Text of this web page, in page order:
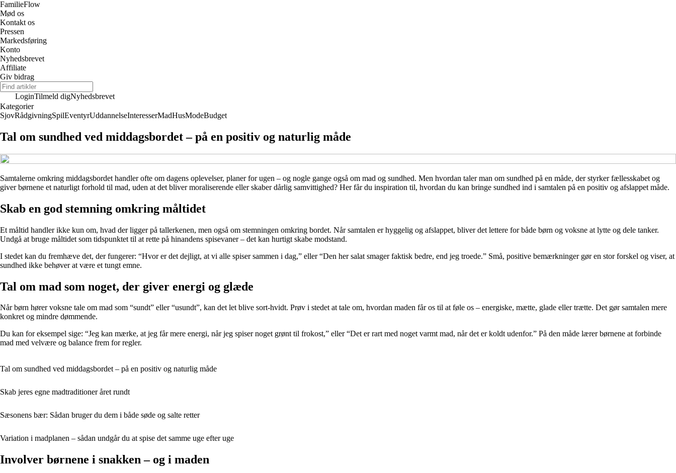
FamilieFlow
Mød os
Kontakt os
Pressen
Markedsføring
Konto
Nyhedsbrevet
Affiliate
Giv bidrag
LoginTilmeld digNyhedsbrevet
Kategorier
SjovRådgivningSpilEventyrUddannelseInteresserMadHusModeBudget
Tal om sundhed ved middagsbordet – på en positiv og naturlig måde
Samtalerne omkring middagsbordet handler ofte om dagens oplevelser, planer for ugen – og nogle gange også om mad og sundhed. Men hvordan taler man om sundhed på en måde, der styrker fællesskabet og
giver børnene et naturligt forhold til mad, uden at det bliver moraliserende eller skaber dårlig samvittighed? Her får du inspiration til, hvordan du kan bringe sundhed ind i samtalen på en positiv og afslappet måde.
Skab en god stemning omkring måltidet
Et måltid handler ikke kun om, hvad der ligger på tallerkenen, men også om stemningen omkring bordet. Når samtalen er hyggelig og afslappet, bliver det lettere for både børn og voksne at lytte og dele tanker.
Undgå at bruge måltidet som tidspunktet til at rette på hinandens spisevaner – det kan hurtigt skabe modstand.
I stedet kan du fremhæve det, der fungerer: “Hvor er det dejligt, at vi alle spiser sammen i dag,” eller “Den her salat smager faktisk bedre, end jeg troede.” Små, positive bemærkninger gør en stor forskel og viser, at
sundhed ikke behøver at være et tungt emne.
Tal om mad som noget, der giver energi og glæde
Når børn hører voksne tale om mad som “sundt” eller “usundt”, kan det let blive sort-hvidt. Prøv i stedet at tale om, hvordan maden får os til at føle os – energiske, mætte, glade eller trætte. Det gør samtalen mere
konkret og mindre dømmende.
Du kan for eksempel sige: “Jeg kan mærke, at jeg får mere energi, når jeg spiser noget grønt til frokost,” eller “Det er rart med noget varmt mad, når det er koldt udenfor.” På den måde lærer børnene at forbinde
mad med velvære og balance frem for regler.
Tal om sundhed ved middagsbordet – på en positiv og naturlig måde
Skab jeres egne madtraditioner året rundt
Sæsonens bær: Sådan bruger du dem i både søde og salte retter
Variation i madplanen – sådan undgår du at spise det samme uge efter uge
Involver børnene i snakken – og i maden